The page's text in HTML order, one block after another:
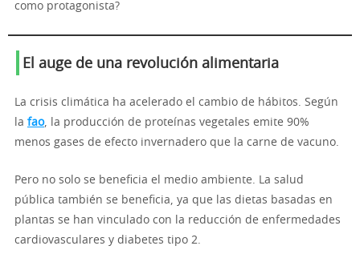
como protagonista?
El auge de una revolución alimentaria
La crisis climática ha acelerado el cambio de hábitos. Según
la fao, la producción de proteínas vegetales emite 90%
menos gases de efecto invernadero que la carne de vacuno.
Pero no solo se beneficia el medio ambiente. La salud
pública también se beneficia, ya que las dietas basadas en
plantas se han vinculado con la reducción de enfermedades
cardiovasculares y diabetes tipo 2.